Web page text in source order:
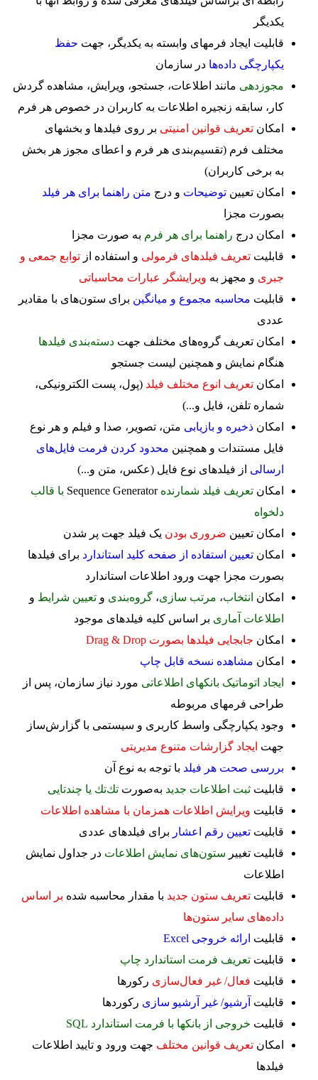
یکدیگر
قابلیت ایجاد فرمهای وابسته به یکدیگر، جهت حفظ
یکپارچگی داده‌ها در سازمان
مجوزدهی مانند اطلاعات، جستجو، ویرایش، مشاهده گردش
کار، سابقه زنجیره اطلاعات به کاربران در خصوص هر فرم
امکان تعریف قوانین امنیتی بر روی فیلدها و بخشهای
مختلف فرم (تقسیم‌بندی هر فرم و اعطای مجوز هر بخش
به برخی کاربران)
امکان تعیین توضیحات و درج متن راهنما برای هر فیلد
بصورت مجزا
امکان درج راهنما برای هر فرم به صورت مجزا
قابلیت تعریف فیلدهای فرمولی و استفاده از توابع جمعی و
جبری و مجهز به ویرایشگر عبارات محاسباتی
قابلیت محاسبه مجموع و میانگین برای ستون‌های با مقادیر
عددی
امکان تعریف گروه‌های مختلف جهت دسته‌بندی فیلدها
هنگام نمایش و همچنین لیست جستجو
امکان تعریف انوع مختلف فیلد (پول، پست الکترونیکی،
شماره تلفن، فایل و...)
امکان ذخیره و بازیابی متن، تصویر، صدا و فیلم و هر نوع
فایل مستندات و همچنین محدود کردن فرمت فایل‌های
ارسالی از فیلدهای نوع فایل (عکس، متن و...)
امکان تعریف فیلد شمارنده Sequence Generator
با قالب
دلخواه
امکان تعیین ضروری بودن یک فیلد جهت پر شدن
امکان تعیین استفاده از صفحه کلید استاندارد برای فیلدها
بصورت مجزا جهت ورود اطلاعات استاندارد
امكان انتخاب، مرتب سازی، گروه‌بندی و تعیین شرایط و
اطلاعات آماری بر اساس كلیه فیلدهای موجود
امکان جابجایی فیلد‌ها بصورت Drag & Drop
امکان مشاهده نسخه قابل چاپ
ایجاد اتوماتیک بانکهای اطلاعاتی مورد نیاز سازمان، پس از
طراحی فرمهای مربوطه
وجود یکپارچگی واسط کاربری و سیستمی با گزارش‌ساز
جهت ایجاد گزارشات متنوع مدیریتی
بررسی صحت هر فیلد با توجه به نوع آن
قابلیت ثبت اطلاعات جدید به‌صورت تك‌تك یا چندتایی
قابلیت ویرایش اطلاعات همزمان با مشاهده اطلاعات
قابلیت تعیین رقم اعشار برای فیلدهای عددی
قابلیت تغییر ستون‌های نمایش اطلاعات در جداول نمایش
اطلاعات
قابلیت تعریف ستون جدید با مقدار محاسبه شده بر اساس
داده‌های سایر ستون‌ها
قابلیت ارائه خروجی Excel
قابلیت تعریف فرمت استاندارد چاپ
قابلیت فعال/ غیر فعال‌سازی ركورها
قابلیت آرشیو/ غیر آرشیو سازی ركوردها
قابلیت خروجی از بانکها با فرمت استاندارد SQL
امکان تعریف قوانین مختلف جهت ورود و تایید اطلاعات
فیلدها